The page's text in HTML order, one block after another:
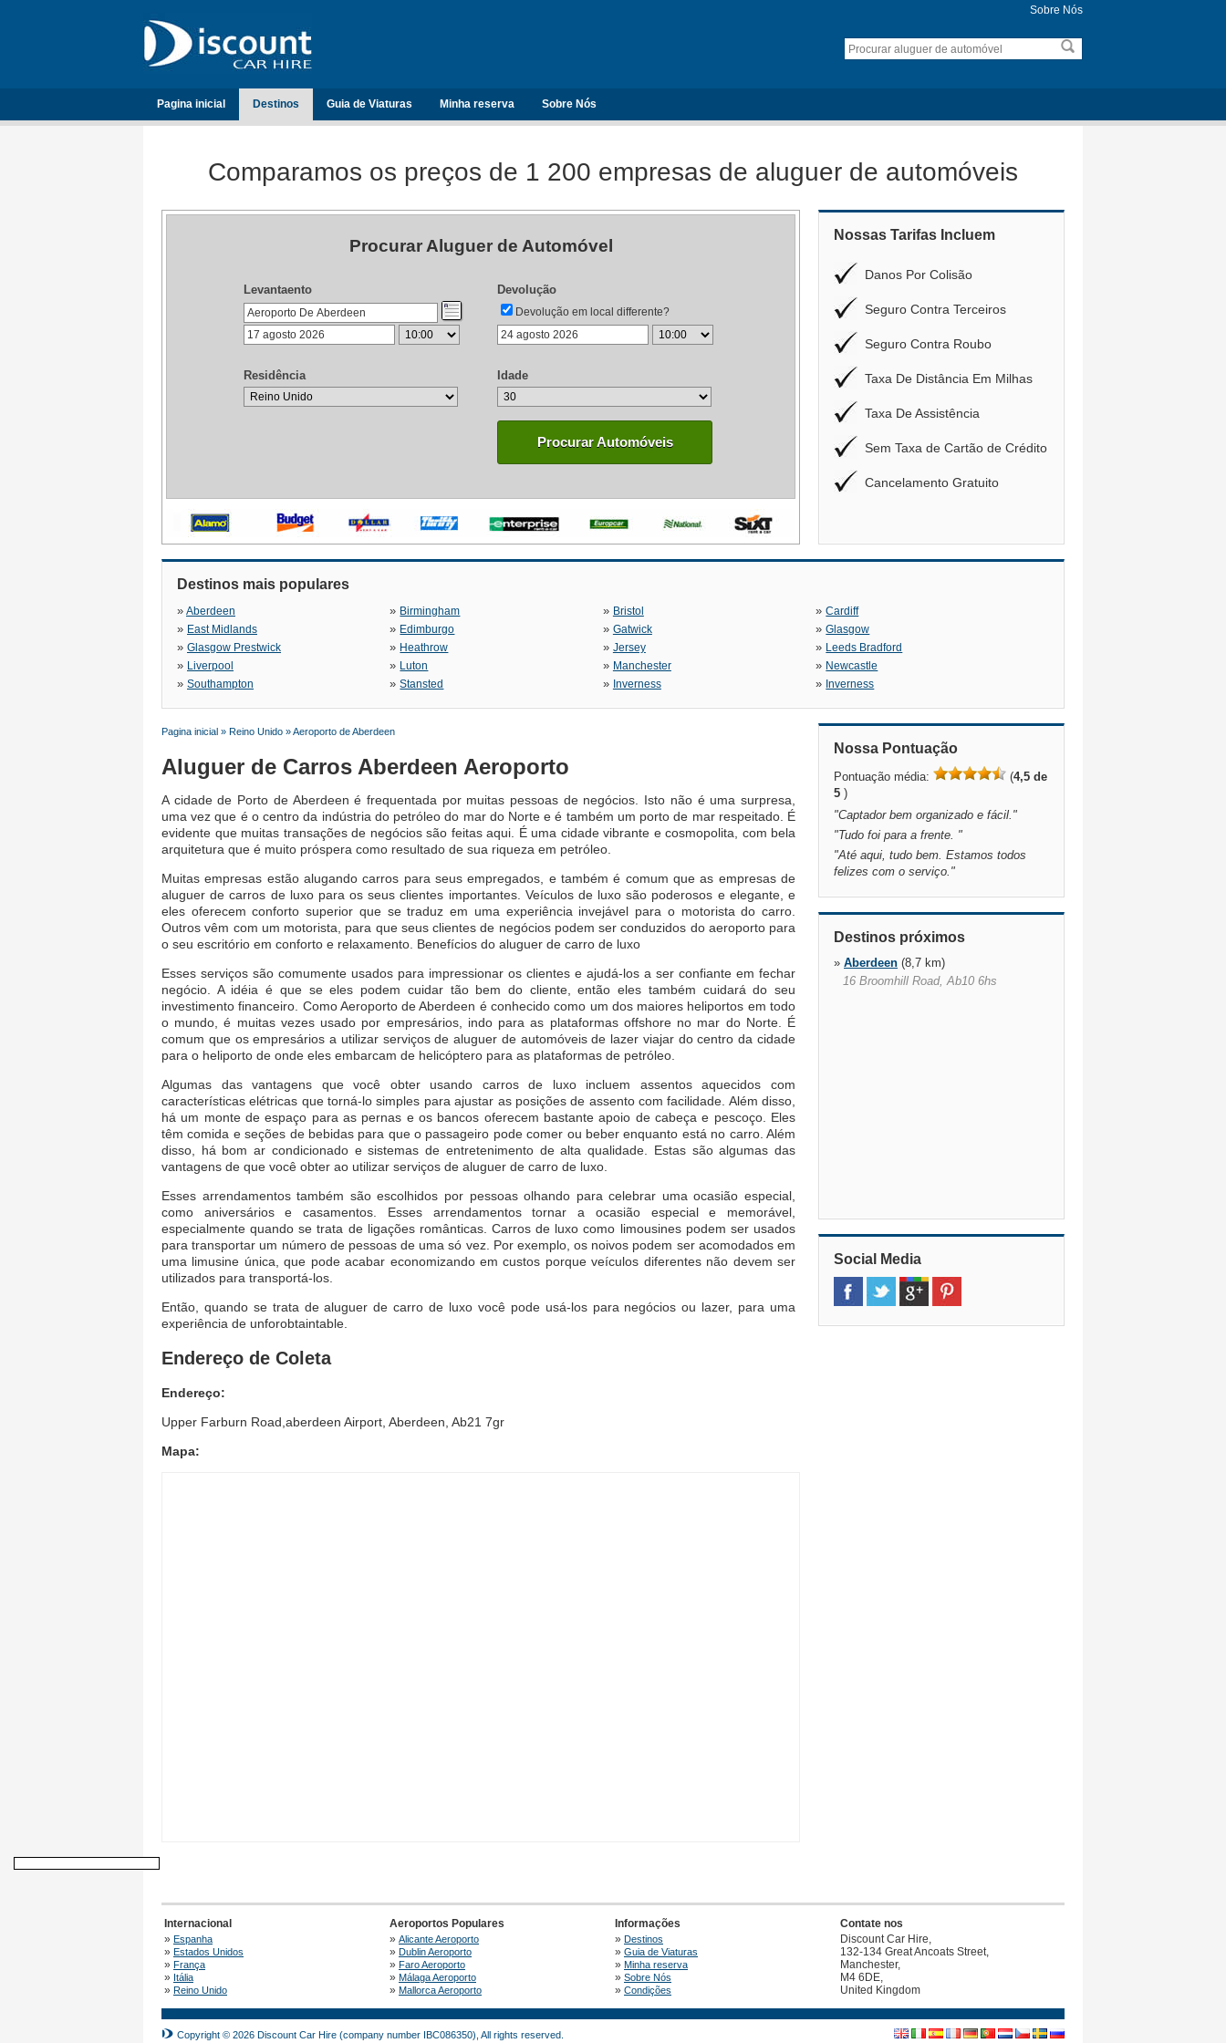
Sobre Nós
Pagina inicial Destinos Guia de Viaturas Minha reserva Sobre Nós
Comparamos os preços de 1 200 empresas de aluguer de automóveis
Procurar Aluguer de Automóvel
Levantaento Devolução
Devolução em local differente?
Residência Idade
Procurar Automóveis
Nossas Tarifas Incluem
Danos Por Colisão
Seguro Contra Terceiros
Seguro Contra Roubo
Taxa De Distância Em Milhas
Taxa De Assistência
Sem Taxa de Cartão de Crédito
Cancelamento Gratuito
Destinos mais populares
» Aberdeen » Birmingham » Bristol »Cardiff
» East Midlands » Edimburgo » Gatwick »Glasgow
» Glasgow Prestwick » Heathrow » Jersey » Leeds Bradford
» Liverpool » Luton » Manchester » Newcastle
» Southampton »Stansted » Inverness » Inverness
Pagina inicial » Reino Unido »Aeroporto de Aberdeen
Aluguer de Carros Aberdeen Aeroporto
A cidade de Porto de Aberdeen é frequentada por muitas pessoas de negócios. Isto não é uma surpresa,
uma vez que é o centro da indústria do petróleo do mar do Norte e é também um porto de mar respeitado. É
evidente que muitas transações de negócios são feitas aqui. É uma cidade vibrante e cosmopolita, com bela
arquitetura que é muito próspera como resultado de sua riqueza em petróleo.
Muitas empresas estão alugando carros para seus empregados, e também é comum que as empresas de
aluguer de carros de luxo para os seus clientes importantes. Veículos de luxo são poderosos e elegante, e
eles oferecem conforto superior que se traduz em uma experiência invejável para o motorista do carro.
Outros vêm com um motorista, para que seus clientes de negócios podem ser conduzidos do aeroporto para
o seu escritório em conforto e relaxamento. Benefícios do aluguer de carro de luxo
Esses serviços são comumente usados para impressionar os clientes e ajudá-los a ser confiante em fechar
negócio. A idéia é que se eles podem cuidar tão bem do cliente, então eles também cuidará do seu
investimento financeiro. Como Aeroporto de Aberdeen é conhecido como um dos maiores heliportos em todo
o mundo, é muitas vezes usado por empresários, indo para as plataformas offshore no mar do Norte. É
comum que os empresários a utilizar serviços de aluguer de automóveis de lazer viajar do centro da cidade
para o heliporto de onde eles embarcam de helicóptero para as plataformas de petróleo.
Algumas das vantagens que você obter usando carros de luxo incluem assentos aquecidos com
características elétricas que torná-lo simples para ajustar as posições de assento com facilidade. Além disso,
há um monte de espaço para as pernas e os bancos oferecem bastante apoio de cabeça e pescoço. Eles
têm comida e seções de bebidas para que o passageiro pode comer ou beber enquanto está no carro. Além
disso, há bom ar condicionado e sistemas de entretenimento de alta qualidade. Estas são algumas das
vantagens de que você obter ao utilizar serviços de aluguer de carro de luxo.
Esses arrendamentos também são escolhidos por pessoas olhando para celebrar uma ocasião especial,
como aniversários e casamentos. Esses arrendamentos tornar a ocasião especial e memorável,
especialmente quando se trata de ligações românticas. Carros de luxo como limousines podem ser usados
para transportar um número de pessoas de uma só vez. Por exemplo, os noivos podem ser acomodados em
uma limusine única, que pode acabar economizando em custos porque veículos diferentes não devem ser
utilizados para transportá-los.
Então, quando se trata de aluguer de carro de luxo você pode usá-los para negócios ou lazer, para uma
experiência de unforobtaintable.
Endereço de Coleta
Endereço:
Upper Farburn Road,aberdeen Airport, Aberdeen, Ab21 7gr
Mapa:
Nossa Pontuação
Pontuação média: (4,5 de
5 )
"Captador bem organizado e fácil. "
"Tudo foi para a frente. "
"Até aqui, tudo bem. Estamos todos
felizes com o serviço. "
Destinos próximos
» Aberdeen (8,7 km)
16 Broomhill Road, Ab10 6hs
Social Media
Internacional
» Espanha
» Estados Unidos
» França
» Itália
» Reino Unido
Aeroportos Populares
» Alicante Aeroporto
» Dublin Aeroporto
» Faro Aeroporto
» Málaga Aeroporto
» Mallorca Aeroporto
Informações
» Destinos
» Guia de Viaturas
» Minha reserva
» Sobre Nós
» Condições
Contate nos
Discount Car Hire,
132-134 Great Ancoats Street,
Manchester,
M4 6DE,
United Kingdom
Copyright © 2026 Discount Car Hire (company number IBC086350), All rights reserved.